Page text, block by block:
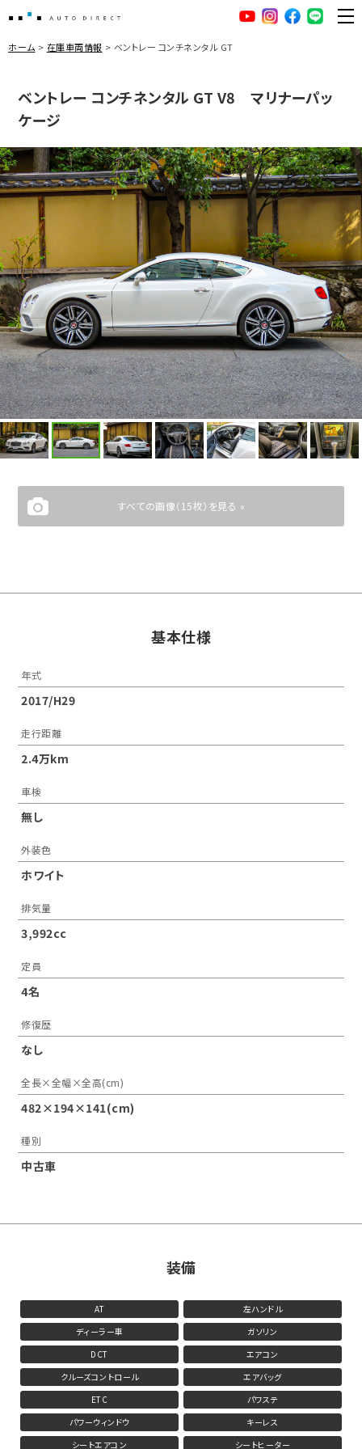
AUTO DIRECT YouTubeInstagramfacebook
LINE
ホーム 在庫車両情報 ベントレー コンチネンタル GT
ベントレー コンチネンタル GT V8 マリナーパッ
ケージ
すべての画像（15枚）を見る »
基本仕様
年式
2017/H29
走行距離
2.4万km
車検
無し
外装色
ホワイト
排気量
3,992cc
定員
4名
修復歴
なし
全長×全幅×全高(cm)
482×194×141(cm)
種別
中古車
装備
AT
左ハンドル
ディーラー車
ガソリン
DCT
エアコン
クルーズコントロール
エアバッグ
ETC
パワステ
パワーウィンドウ
キーレス
シートエアコン
シートヒーター